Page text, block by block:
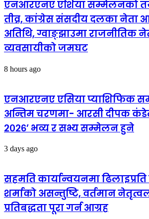
एनआरएनए एशिया सम्मेलनको
तीव्र, कांग्रेस संसदीय दलका नेता
अतिथि, ग्वाङ्झाउमा राजनीतिक
व्यवसायीको जमघट
8 hours ago
एनआरएनए एसिया प्याशिफिक
अन्तिम चरणमा- आरसी दीपक
२०२६’ भव्य र सभ्य सम्मेलन हुने
3 days ago
सहमति कार्यान्वयनमा
शर्माको असन्तुष्टि, वर्तमान
प्रतिबद्धता पूरा गर्न आग्रह